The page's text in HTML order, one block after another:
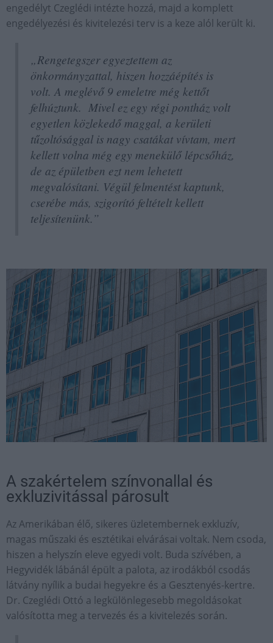
engedélyt Czeglédi intézte hozzá, majd a komplett
engedélyezési és kivitelezési terv is a keze alól került ki.
„Rengetegszer egyeztettem az
önkormányzattal, hiszen hozzáépítés is
volt. A meglévő 9 emeletre még kettőt
felhúztunk. Mivel ez egy régi pontház volt
egyetlen közlekedő maggal, a kerületi
tűzoltósággal is nagy csatákat vívtam, mert
kellett volna még egy menekülő lépcsőház,
de az épületben ezt nem lehetett
megvalósítani. Végül felmentést kaptunk,
cserébe más, szigorító feltételt kellett
teljesítenünk.”
A szakértelem színvonallal és
exkluzivitással párosult
Az Amerikában élő, sikeres üzletembernek exkluzív,
magas műszaki és esztétikai elvárásai voltak. Nem csoda,
hiszen a helyszín eleve egyedi volt. Buda szívében, a
Hegyvidék lábánál épült a palota, az irodákból csodás
látvány nyílik a budai hegyekre és a Gesztenyés-kertre.
Dr. Czeglédi Ottó a legkülönlegesebb megoldásokat
valósította meg a tervezés és a kivitelezés során.